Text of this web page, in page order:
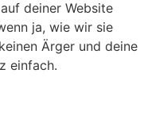
deiner Website
ja, wie wir sie
Ärger und deine
einfach.